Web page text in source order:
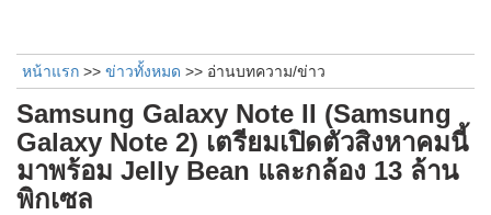
หน้าแรก >> ข่าวทั้งหมด >> อ่านบทความ/ข่าว
Samsung Galaxy Note II (Samsung
Galaxy Note 2) เตรียมเปิดตัวสิงหาคมนี้
มาพร้อม Jelly Bean และกล้อง 13 ล้าน
พิกเซล